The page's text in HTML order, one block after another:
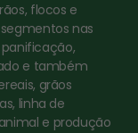
flocos e
nas
e também
grãos
linha de
e produção